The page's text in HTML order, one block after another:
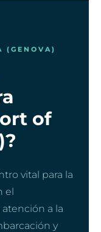
(GENOVA)
of
vital para la
el
a la
y